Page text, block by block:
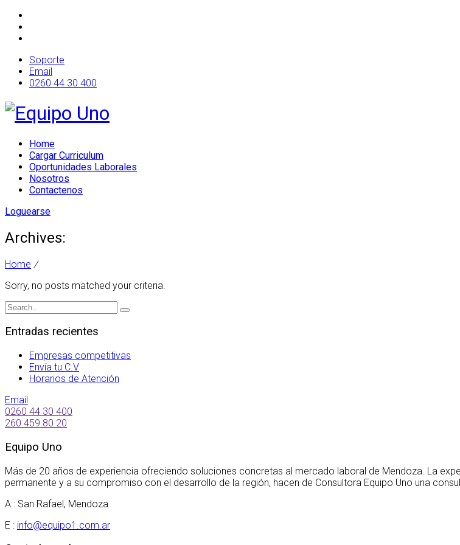
Soporte
Email
0260 44 30 400
Home
Cargar Curriculum
Oportunidades Laborales
Nosotros
Contactenos
Loguearse
Archives:
Home /
Sorry, no posts matched your criteria.
Entradas recientes
Empresas competitivas
Envía tu C.V
Horarios de Atención
Email
0260 44 30 400
260 459 80 20
Equipo Uno
Más de 20 años de experiencia ofreciendo soluciones concretas al mercado laboral de Mendoza. La
permanente y a su compromiso con el desarrollo de la región, hacen de Consultora Equipo Uno una
A : San Rafael, Mendoza
E : info@equipo1.com.ar